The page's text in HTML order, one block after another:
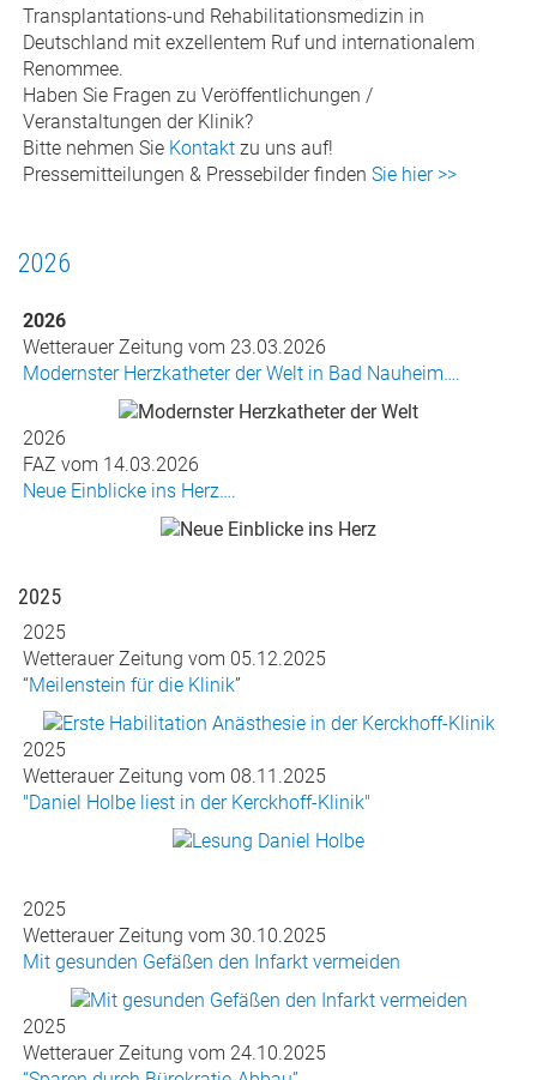
Transplantations-und Rehabilitationsmedizin in
Deutschland mit exzellentem Ruf und internationalem
Renommee.
Haben Sie Fragen zu Veröffentlichungen /
Veranstaltungen der Klinik?
Bitte nehmen Sie Kontaktzu uns auf!
Pressemitteilungen & Pressebilder finden Sie hier >>
2026
2026
Wetterauer Zeitung vom 23.03.2026
Modernster Herzkatheter der Welt in Bad Nauheim….
2026
FAZ vom 14.03.2026
Neue Einblicke ins Herz….
2025
2025
Wetterauer Zeitung vom 05.12.2025
“Meilenstein für die Klinik”
2025
Wetterauer Zeitung vom 08.11.2025
"Daniel Holbe liest in der Kerckhoff-Klinik"
2025
Wetterauer Zeitung vom 30.10.2025
Mit gesunden Gefäßen den Infarkt vermeiden
2025
Wetterauer Zeitung vom 24.10.2025